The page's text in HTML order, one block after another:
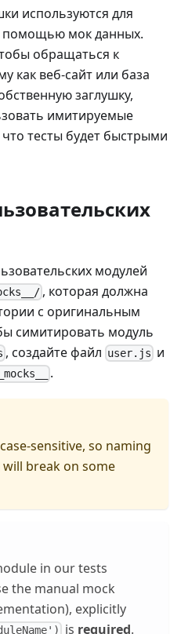
используются для
помощью мок данных.
обращаться к
как веб-сайт или база
заглушку,
имитируемые
тесты будет быстрыми
модулей
, которая должна
с оригинальным
симитировать модуль
, создайте файл user.js и
.
sensitive, so naming
will break on some
in our tests
the manual mock
explicitly
is required.